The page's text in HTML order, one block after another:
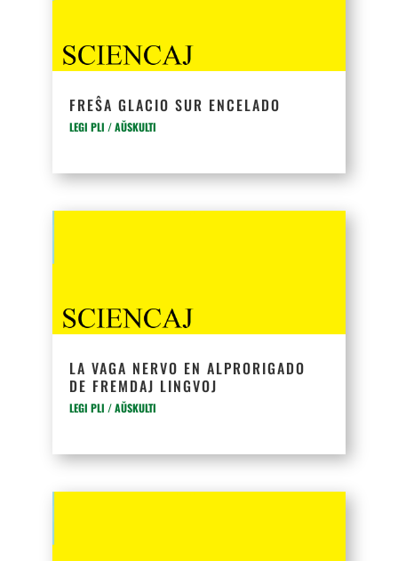
FREŜA GLACIO SUR ENCELADO
LEGI PLI / AŬSKULTI
LA VAGA NERVO EN ALPRORIGADO
DE FREMDAJ LINGVOJ
LEGI PLI / AŬSKULTI